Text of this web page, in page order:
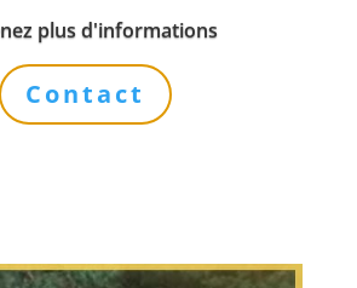
plus d'informations
Contact